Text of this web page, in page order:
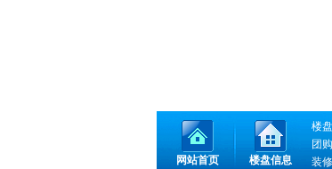
网站首页 楼盘信息
楼
团
装